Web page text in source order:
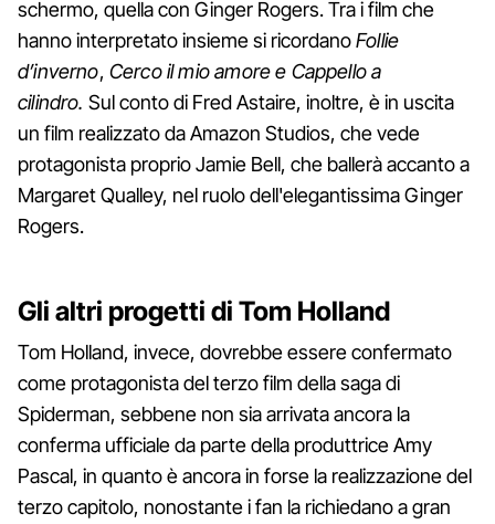
schermo, quella con Ginger Rogers. Tra i film che
hanno interpretato insieme si ricordanoFollie
d’inverno, Cerco il mio amore e Cappello a
cilindro. Sul conto di Fred Astaire, inoltre, è in uscita
un film realizzato da Amazon Studios, che vede
protagonista proprio Jamie Bell, che ballerà accanto a
Margaret Qualley, nel ruolo dell'elegantissima Ginger
Rogers.
Gli altri progetti di Tom Holland
Tom Holland, invece, dovrebbe essere confermato
come protagonista del terzo film della saga di
Spiderman, sebbene non sia arrivata ancora la
conferma ufficiale da parte della produttrice Amy
Pascal, in quanto è ancora in forse la realizzazione del
terzo capitolo, nonostante i fan la richiedano a gran